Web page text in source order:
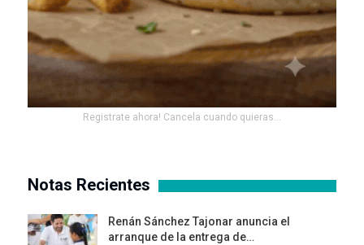
Registrate ahora! Cancela cuando quieras...
Notas Recientes
Renán Sánchez Tajonar anuncia el
arranque de la entrega de…